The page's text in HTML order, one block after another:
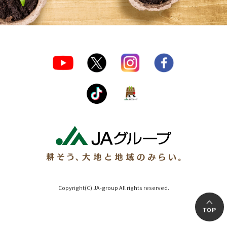
Copyright(C) JA-group All rights reserved.
TOP